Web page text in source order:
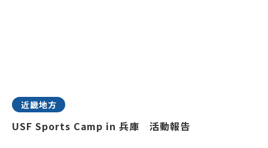
近畿地方
USF Sports Camp in 兵庫 活動報告